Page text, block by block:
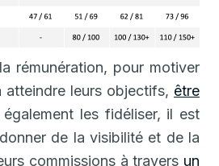
rémunération, pour motiver
atteindre leurs objectifs, être
également les fidéliser, il est
de la visibilité et de la
commissions à travers un